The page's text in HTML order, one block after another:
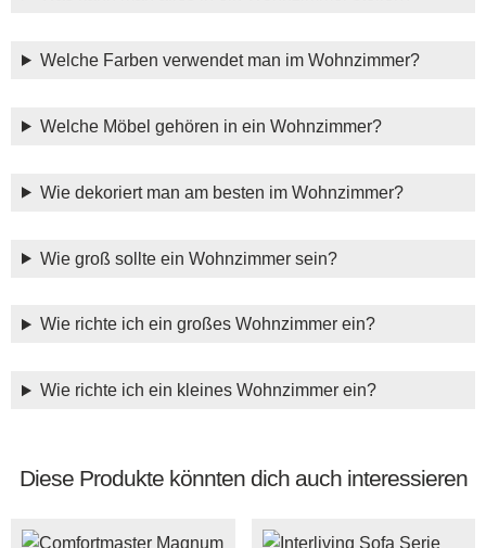
Welche Farben verwendet man im Wohnzimmer?
Welche Möbel gehören in ein Wohnzimmer?
Wie dekoriert man am besten im Wohnzimmer?
Wie groß sollte ein Wohnzimmer sein?
Wie richte ich ein großes Wohnzimmer ein?
Wie richte ich ein kleines Wohnzimmer ein?
Diese Produkte könnten dich auch interessieren